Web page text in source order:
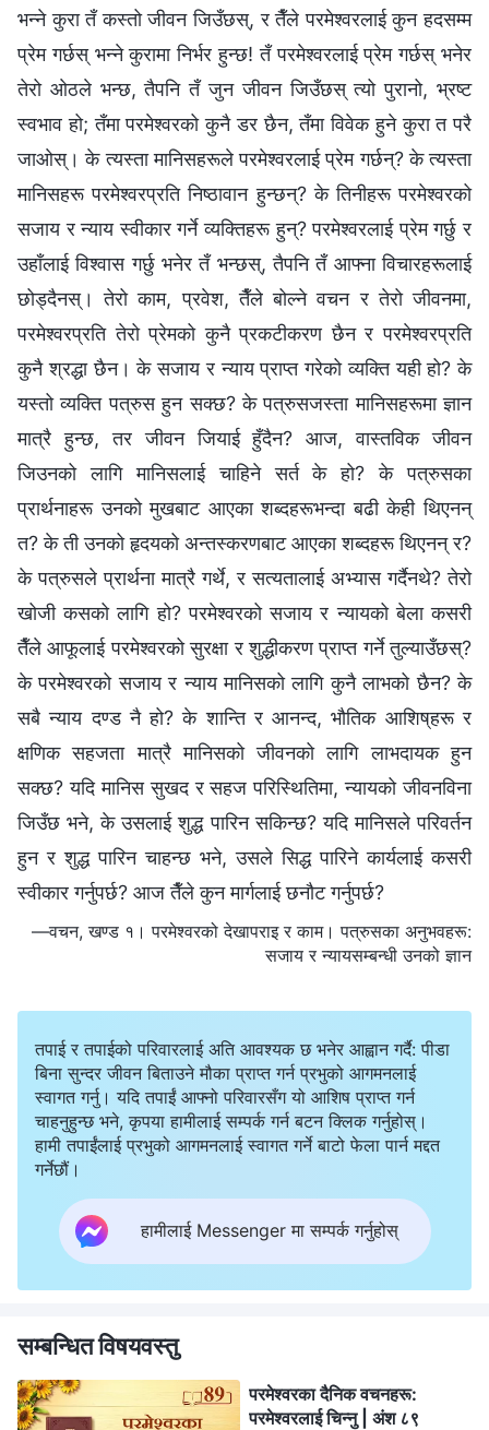
भन्‍ने कुरा तँ कस्तो जीवन जिउँछस्, र तैँले परमेश्‍वरलाई कुन हदसम्‍म
प्रेम गर्छस् भन्‍ने कुरामा निर्भर हुन्छ! तँ परमेश्‍वरलाई प्रेम गर्छस् भनेर
तेरो ओठले भन्छ, तैपनि तँ जुन जीवन जिउँछस् त्यो पुरानो, भ्रष्ट
स्वभाव हो; तँमा परमेश्‍वरको कुनै डर छैन, तँमा विवेक हुने कुरा त परै
जाओस्। के त्यस्ता मानिसहरूले परमेश्‍वरलाई प्रेम गर्छन्? के त्यस्ता
मानिसहरू परमेश्‍वरप्रति निष्ठावान हुन्छन्? के तिनीहरू परमेश्‍वरको
सजाय र न्याय स्वीकार गर्ने व्यक्तिहरू हुन्? परमेश्‍वरलाई प्रेम गर्छु र
उहाँलाई विश्‍वास गर्छु भनेर तँ भन्छस्, तैपनि तँ आफ्‍ना विचारहरूलाई
छोड्दैनस्। तेरो काम, प्रवेश, तैँले बोल्‍ने वचन र तेरो जीवनमा,
परमेश्‍वरप्रति तेरो प्रेमको कुनै प्रकटीकरण छैन र परमेश्‍वरप्रति
कुनै श्रद्धा छैन। के सजाय र न्याय प्राप्त गरेको व्यक्ति यही हो? के
यस्तो व्यक्ति पत्रुस हुन सक्छ? के पत्रुसजस्ता मानिसहरूमा ज्ञान
मात्रै हुन्छ, तर जीवन जियाई हुँदैन? आज, वास्तविक जीवन
जिउनको लागि मानिसलाई चाहिने सर्त के हो? के पत्रुसका
प्रार्थनाहरू उनको मुखबाट आएका शब्‍दहरूभन्दा बढी केही थिएनन्
त? के ती उनको हृदयको अन्तस्करणबाट आएका शब्‍दहरू थिएनन् र?
के पत्रुसले प्रार्थना मात्रै गर्थे, र सत्यतालाई अभ्यास गर्दैनथे? तेरो
खोजी कसको लागि हो? परमेश्‍वरको सजाय र न्यायको बेला कसरी
तैँले आफूलाई परमेश्‍वरको सुरक्षा र शुद्धीकरण प्राप्त गर्ने तुल्याउँछस्?
के परमेश्‍वरको सजाय र न्याय मानिसको लागि कुनै लाभको छैन? के
सबै न्याय दण्ड नै हो? के शान्ति र आनन्द, भौतिक आशिष्‌हरू र
क्षणिक सहजता मात्रै मानिसको जीवनको लागि लाभदायक हुन
सक्छ? यदि मानिस सुखद र सहज परिस्थितिमा, न्यायको जीवनविना
जिउँछ भने, के उसलाई शुद्ध पारिन सकिन्छ? यदि मानिसले परिवर्तन
हुन र शुद्ध पारिन चाहन्छ भने, उसले सिद्ध पारिने कार्यलाई कसरी
स्वीकार गर्नुपर्छ? आज तैँले कुन मार्गलाई छनौट गर्नुपर्छ?
—वचन, खण्ड १। परमेश्‍वरको देखापराइ र काम। पत्रुसका अनुभवहरू:
सजाय र न्यायसम्‍बन्धी उनको ज्ञान
तपाई र तपाईको परिवारलाई अति आवश्यक छ भनेर आह्वान गर्दै: पीडा
बिना सुन्दर जीवन बिताउने मौका प्राप्त गर्न प्रभुको आगमनलाई
स्वागत गर्नु। यदि तपाईं आफ्नो परिवारसँग यो आशिष प्राप्त गर्न
चाहनुहुन्छ भने, कृपया हामीलाई सम्पर्क गर्न बटन क्लिक गर्नुहोस्।
हामी तपाईंलाई प्रभुको आगमनलाई स्वागत गर्ने बाटो फेला पार्न मद्दत
गर्नेछौं।
हामीलाई Messenger मा सम्पर्क गर्नुहोस्
सम्बन्धित विषयवस्तु
परमेश्‍वरका दैनिक वचनहरू:
परमेश्‍वरलाई चिन्‍नु | अंश ८९